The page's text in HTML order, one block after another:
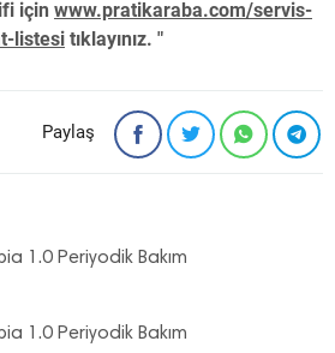
için www.pratikaraba.com/servis-
listesi tıklayınız. "
Paylaş
1.0 Periyodik Bakım
1.0 Periyodik Bakım